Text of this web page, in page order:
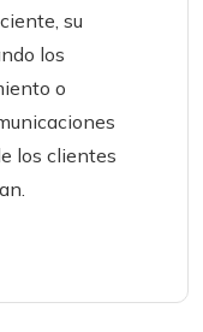
su
los
o
los clientes